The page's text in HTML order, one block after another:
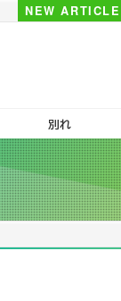
NEW ARTICLE
別れ